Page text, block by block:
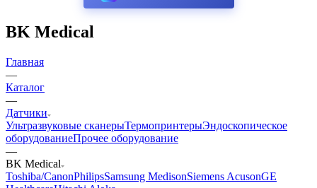
BK Medical
Главная
—
Каталог
—
Датчики
Ультразвуковые сканерыТермопринтерыЭндоскопическое
оборудованиеПрочее оборудование
—
BK Medical
Toshiba/CanonPhilipsSamsung MedisonSiemens AcusonGE